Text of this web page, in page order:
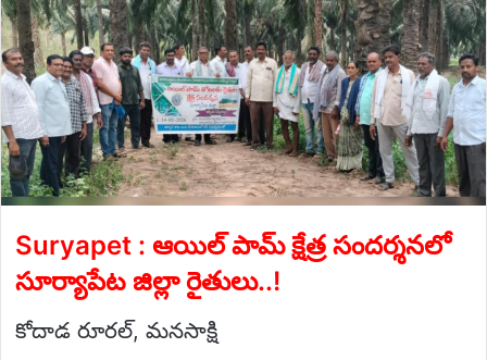
Suryapet : ఆయిల్ పామ్ క్షేత్ర సందర్శనలో
సూర్యాపేట జిల్లా రైతులు..!
కోదాడ రూరల్, మనసాక్షి